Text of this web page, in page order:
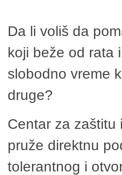
Da li voliš da
koji beže od rata
slobodno vreme
druge?
Centar za zaštitu
pruže direktnu
tolerantnog i